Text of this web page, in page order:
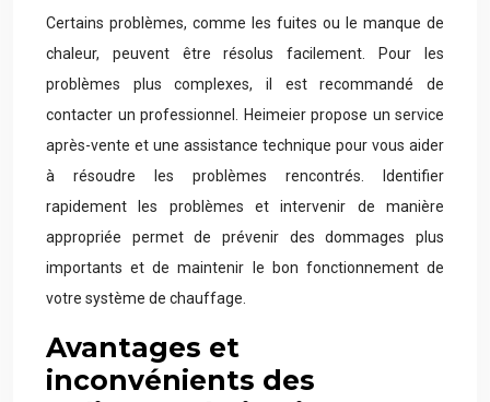
Certains problèmes, comme les fuites ou le manque de
chaleur, peuvent être résolus facilement. Pour les
problèmes plus complexes, il est recommandé de
contacter un professionnel. Heimeier propose un service
après-vente et une assistance technique pour vous aider
à résoudre les problèmes rencontrés. Identifier
rapidement les problèmes et intervenir de manière
appropriée permet de prévenir des dommages plus
importants et de maintenir le bon fonctionnement de
votre système de chauffage.
Avantages et
inconvénients des